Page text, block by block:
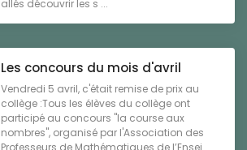
allés découvrir les s ...
Les concours du mois d'avril
Vendredi 5 avril, c'était remise de prix au
collège :Tous les élèves du collège ont
participé au concours "la course aux
nombres", organisé par l'Association des
Professeurs de Mathématiques de l’Ensei ...